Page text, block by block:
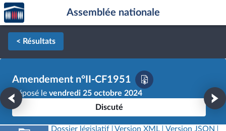
Aller au contenu
Aller en bas de la page
Accèder
à la
page
d'accueil
Assemblée nationale
< Résultats
Amendement n°II-CF1951
Déposé le vendredi 25 octobre 2024
Discuté
Dossier législatif Version XML
Version JSON